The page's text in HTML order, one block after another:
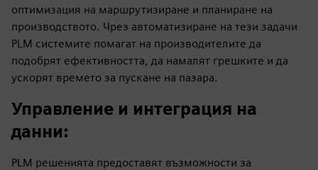
оптимизация на маршрутизиране и планиране на
производството. Чрез автоматизиране на тези задачи
PLM системите помагат на производителите да
подобрят ефективността, да намалят грешките и да
ускорят времето за пускане на пазара.
Управление и интеграция на
данни:
PLM решенията предоставят възможности за